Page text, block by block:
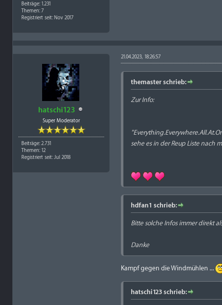
Beiträge: 1.231
Themen: 7
Registriert seit: Nov 2017
hatschi123
Super Moderator
Beiträge: 2.731
Themen: 12
Registriert seit: Jul 2018
21.04.2023, 18:26:57
themaster schrieb:
Zur Info:
sehe es in der Reup Liste nach
hdfan1 schrieb:
Bitte solche Infos immer direkt
Danke
Kampf gegen die Windmühlen ...
hatschi123 schrieb: